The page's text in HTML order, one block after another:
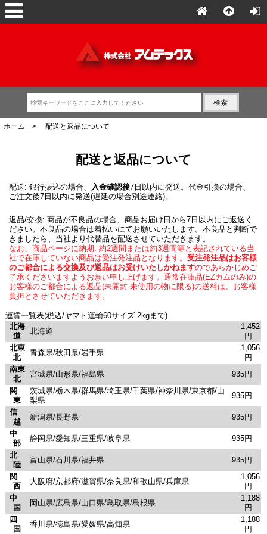
ホーム > 配送と返品について
配送と返品について
配送: 銀行振込の場合、 入金確認後7日以内に発送。代金引換の場合、
ご注文後7日以内に発送(遅延の場合別途連絡)。
返品/交換: 商品が不良品の場合、商品お届け日から7日以内にご返送く
ださい。不良品の場合は着払いにてお願いいたします。不良品と判断で
きましたら、当社より代替品を配送させていただきます。
なお、商品ページに納期: 約2週間または約3週間等と表記されている当
社で在庫していない商品は受注発注品となります。受注発注品はお客様
のご都合による交換及び返品はお受けいたしかねますのであらかじめご
了承くださいますようお願い申し上げます。通常在庫品(EZカムのみ)の
お客様のご都合による返品(未開封·未使用の物に限る)の送料は、お客様
負担とさせていただきます。
運賃一覧表(税込/ヤマト運輸60サイズ 2kgまで)
北海
道
北海道
1,452
円
北東
北
青森県/秋田県/岩手県
1,056
円
南東
北
宮城県/山形県/福島県
935円
関
東
茨城県/栃木県/群馬県/埼玉県/千葉県/神奈川県/東京都/山
梨県
935円
信
越
新潟県/長野県
935円
中
部
静岡県/愛知県/三重県/岐阜県
935円
北
陸
富山県/石川県/福井県
935円
関
西
大阪府/京都府/滋賀県/奈良県/和歌山県/兵庫県
1,056
円
中
国
岡山県/広島県/山口県/鳥取県/島根県
1,188
円
四
国
香川県/徳島県/愛媛県/高知県
1,188
円